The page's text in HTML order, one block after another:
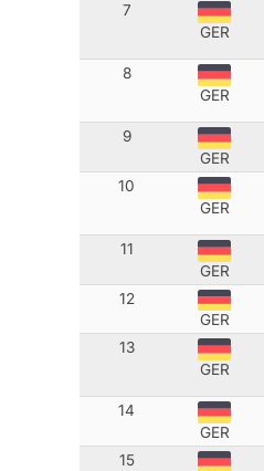
7
GER
8
GER
9
GER
10
GER
11
GER
12
GER
13
GER
14
GER
15